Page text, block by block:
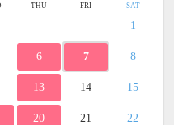
THU FRI SAT
1
6 7 8
13 14 15
20 21 22